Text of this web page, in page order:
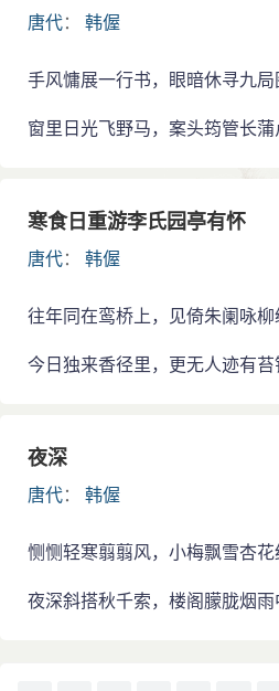
至，写下许多有名的诗篇。
想地点，便在葵山(又名黄旗山)
山砍柴，自号“玉山樵人”，自称
门巷似渔樵”，过着退隐生活。
在葵山之阳。
韩偓才华横溢，是晚唐著名
中期是在贬谪之后，入闽之前；
任，仕途上春风得意，生活上优
充满缠绵浪漫的色彩。不过，也
如脍炙人口的“八尺龙须方锦褥，
子不来花着雨，春风应自怨黄
个人坎坷遭遇，倾吐胸中悲愤之
氏军与南汉军激战后，村落成墟
唐代： 韩偓
手风慵展一行书，眼暗休寻九局
窗里日光飞野马，案头筠管长蒲
寒食日重游李氏园亭有怀
唐代： 韩偓
往年同在鸾桥上，见倚朱阑咏柳
今日独来香径里，更无人迹有苔
夜深
唐代： 韩偓
恻恻轻寒翦翦风，小梅飘雪杏花
夜深斜搭秋千索，楼阁朦胧烟雨